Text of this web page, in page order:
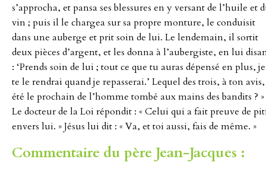
s’approcha, et pansa ses blessures en y versant de l’huile et
vin ; puis il le chargea sur sa propre monture, le conduisit
dans une auberge et prit soin de lui. Le lendemain, il sortit
deux pièces d’argent, et les donna à l’aubergiste, en lui
: ‘Prends soin de lui ; tout ce que tu auras dépensé en plus, je
te le rendrai quand je repasserai.’ Lequel des trois, à ton
été le prochain de l’homme tombé aux mains des bandits ? »
Le docteur de la Loi répondit : « Celui qui a fait preuve de
envers lui. » Jésus lui dit : « Va, et toi aussi, fais de même. »
Commentaire du père Jean-Jacques :